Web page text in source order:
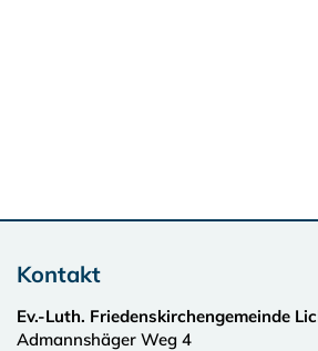
Kontakt
Ev.-Luth. Friedenskirchengemeinde
Admannshäger Weg 4